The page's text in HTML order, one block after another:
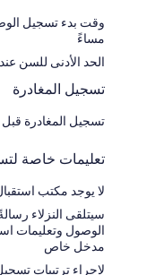
مساءً
الحد الأدنى للسن
تسجيل المغادرة
تسجيل المغادرة قبل 10 صباحاً
تعليمات خاصة
لا يوجد مكتب
سيتلقى النزلاء
الوصول وتعليمات
مدخل خاص
لإجراء ترتيبات